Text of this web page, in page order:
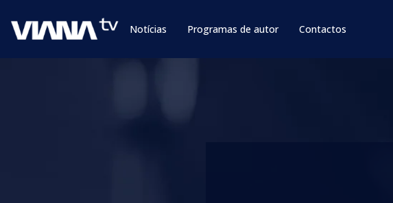
Notícias Programas de autor Contactos